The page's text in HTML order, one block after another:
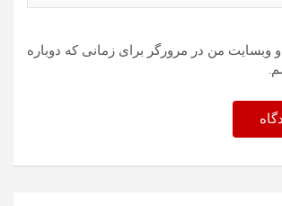
و وبسایت من در مرورگر برای زمانی که دوباره